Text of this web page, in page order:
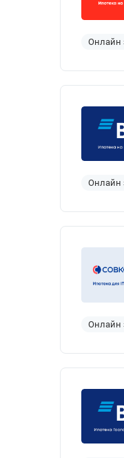
Онлайн
Онлайн
Онлайн